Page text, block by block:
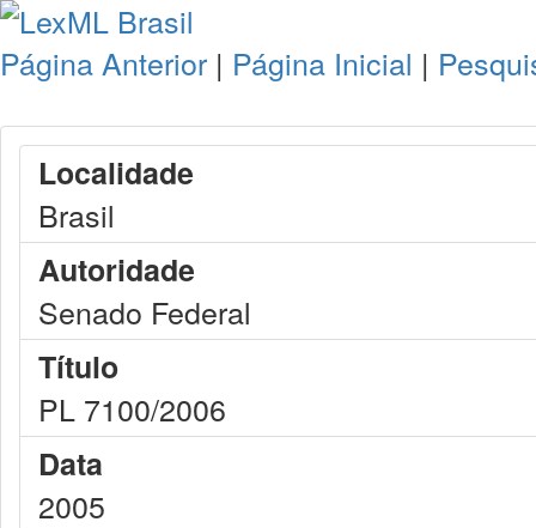
Página Anterior | Página Inicial |
Localidade
Brasil
Autoridade
Senado Federal
Título
PL 7100/2006
Data
2005